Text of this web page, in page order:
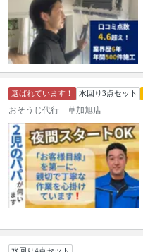
選ばれています！ 水回り3点セット
おそうじ代行 草加旭店